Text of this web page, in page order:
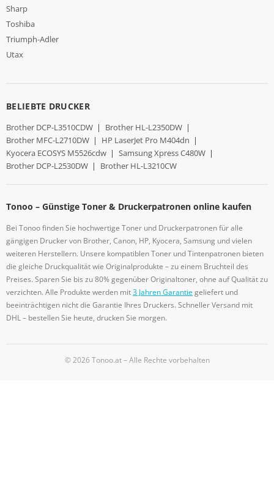
Sharp
Toshiba
Triumph-Adler
Utax
BELIEBTE DRUCKER
Brother DCP-L3510CDW | Brother HL-L2350DW |
Brother MFC-L2710DW | HP LaserJet Pro M404dn |
Kyocera ECOSYS M5526cdw | Samsung Xpress C480W |
Brother DCP-L2530DW | Brother HL-L3210CW
Tonoo – Günstige Toner & Druckerpatronen online kaufen
Bei Tonoo finden Sie hochwertige Toner und Druckerpatronen für alle
gängigen Drucker von Brother, Canon, HP, Kyocera, Samsung und vielen
weiteren Herstellern. Unsere kompatiblen Toner und Tintenpatronen bieten
die gleiche Druckqualität wie Originalprodukte – zu einem Bruchteil des
Preises. Sparen Sie bis zu 80% gegenüber Originaltoner, ohne auf Qualität zu
verzichten. Alle Produkte werden mit3 Jahren Garantiegeliefert und
beeinträchtigen nicht die Garantie Ihres Druckers. Schneller Versand mit
DHL – bestellen Sie heute, drucken Sie morgen.
© 2026 Tonoo.at – Alle Rechte vorbehalten